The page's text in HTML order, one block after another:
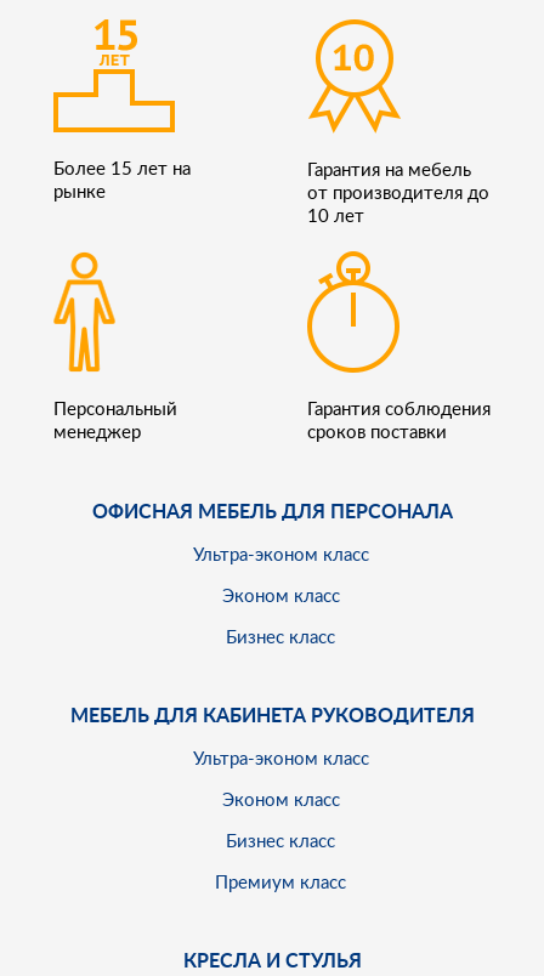
Более 15 лет на
рынке
Гарантия на мебель
от производителя до
10 лет
Персональный
менеджер
Гарантия соблюдения
сроков поставки
ОФИСНАЯ МЕБЕЛЬ ДЛЯ ПЕРСОНАЛА
Ультра-эконом класс
Эконом класс
Бизнес класс
МЕБЕЛЬ ДЛЯ КАБИНЕТА РУКОВОДИТЕЛЯ
Ультра-эконом класс
Эконом класс
Бизнес класс
Премиум класс
КРЕСЛА И СТУЛЬЯ